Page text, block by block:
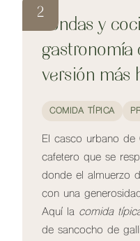
2Fondas y
gastronomía
versión más
COMIDA TÍPICA
El casco urbano de
cafetero que se
donde el almuerzo
con una
Aquí la comida
de sancocho de